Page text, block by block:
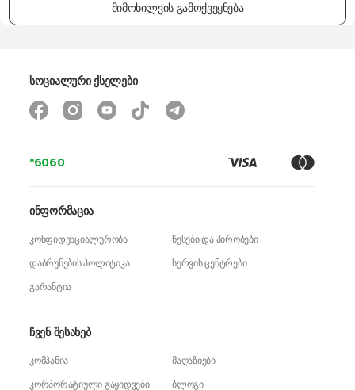
მიმოხილვის გამოქვეყნება
*6060
ჩვენ შესახებ
კომპანია
მაღაზიები
კორპორატიული გაყიდვები
ბლოგი
ინფორმაცია
კონფიდენციალურობა
წესები და პირობები
დაბრუნების პოლიტიკა
სერვის ცენტრები
გარანტია
სოციალური ქსელები